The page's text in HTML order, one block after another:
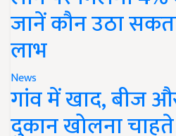
जानें कौन उठा
लाभ
News
गांव में खाद, बीज
दुकान खोलना